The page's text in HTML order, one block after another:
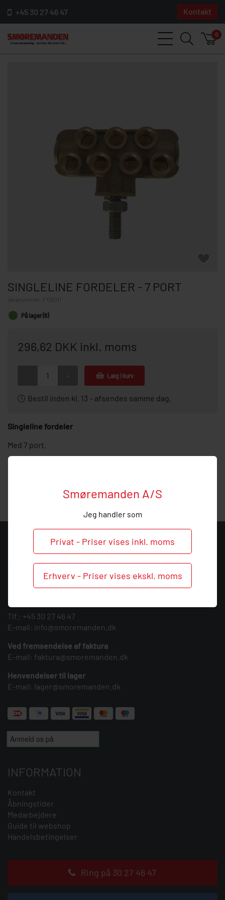
Smøremanden A/S
Jeg handler som
Privat - Priser vises inkl. moms
Erhverv - Priser vises ekskl. moms
+45 30 27 46 47 Kontakt
0
SINGLELINE FORDELER - 7 PORT
F110011
På lager (6)
296,62 DKK inkl. moms
Læg i kurv
Bestil inden kl. 13 – afsendes samme dag.
Singleline fordeler
Med 7 port.
KONTAKT
Smøremanden A/S
CVR: 39683717
Søndergården 3
Tlf.: +45 30 27 46 47
E-mail: info@smoremanden.dk
Ved fremsendelse af faktura
E-mail: faktura@smoremanden.dk
Henvendelser til lager
E-mail: lager@smoremanden.dk
INFORMATION
Kontakt
Åbningstider
Medarbejdere
Guide til webshop
Handelsbetingelser
Ring på 30 27 46 47